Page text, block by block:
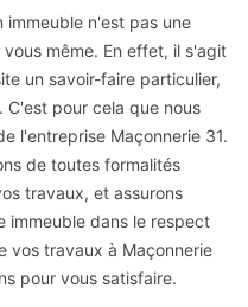
immeuble n'est pas une
même. En effet, il s'agit
un savoir-faire particulier,
pour cela que nous
l'entreprise Maçonnerie 31.
de toutes formalités
travaux, et assurons
immeuble dans le respect
vos travaux à Maçonnerie
pour vous satisfaire.